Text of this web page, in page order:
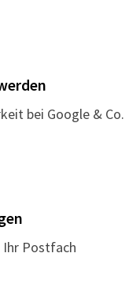
bei Google & Co.
Ihr Postfach